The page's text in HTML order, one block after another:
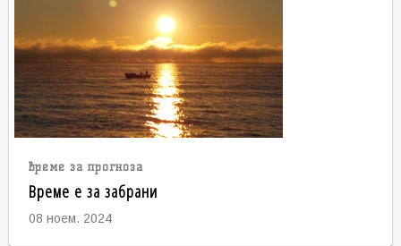
време за прогноза
Време е за забрани
08 ноем. 2024